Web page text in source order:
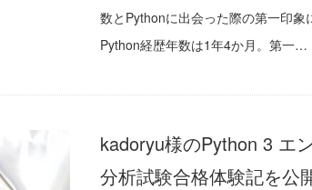
数とPythonに出会った際の第一印象
Python経歴年数は1年4か月。第一…
kadoryu様のPython 3 エ
分析試験合格体験記を公